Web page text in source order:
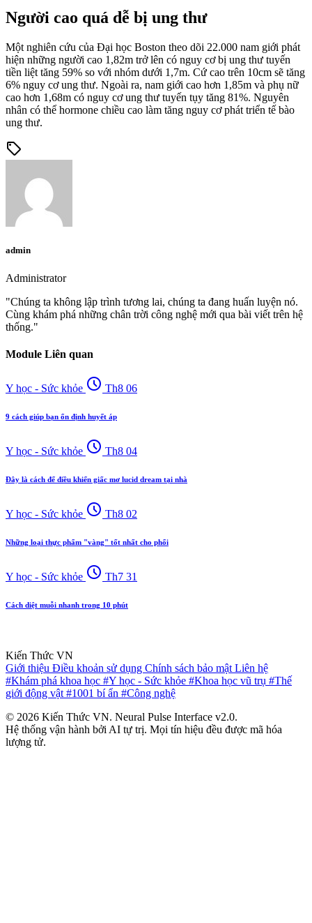
Người cao quá dễ bị ung thư
Một nghiên cứu của Đại học Boston theo dõi 22.000 nam giới phát
hiện những người cao 1,82m trở lên có nguy cơ bị ung thư tuyến
tiền liệt tăng 59% so với nhóm dưới 1,7m. Cứ cao trên 10cm sẽ tăng
6% nguy cơ ung thư. Ngoài ra, nam giới cao hơn 1,85m và phụ nữ
cao hơn 1,68m có nguy cơ ung thư tuyến tụy tăng 81%. Nguyên
nhân có thể hormone chiều cao làm tăng nguy cơ phát triển tế bào
ung thư.
sell
admin
Administrator
"Chúng ta không lập trình tương lai, chúng ta đang huấn luyện nó.
Cùng khám phá những chân trời công nghệ mới qua bài viết trên hệ
thống."
Module Liên quan
Y học - Sức khỏe schedule Th8 06
9 cách giúp bạn ổn định huyết áp
Y học - Sức khỏe schedule Th8 04
Đây là cách để điều khiển giấc mơ lucid dream tại nhà
Y học - Sức khỏe schedule Th8 02
Những loại thực phẩm "vàng" tốt nhất cho phổi
Y học - Sức khỏe schedule Th7 31
Cách diệt muỗi nhanh trong 10 phút
Kiến Thức VN
Giới thiệu Điều khoản sử dụng Chính sách bảo mật Liên hệ
#Khám phá khoa học #Y học - Sức khỏe #Khoa học vũ trụ #Thế
giới động vật #1001 bí ẩn #Công nghệ
© 2026 Kiến Thức VN. Neural Pulse Interface v2.0.
Hệ thống vận hành bởi AI tự trị. Mọi tín hiệu đều được mã hóa
lượng tử.